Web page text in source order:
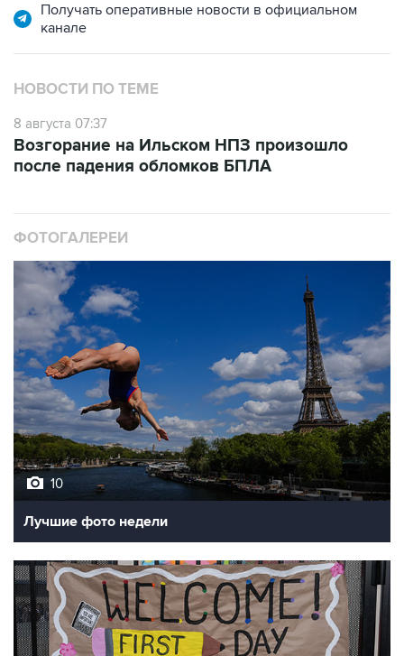
Получать оперативные новости в официальном
канале
НОВОСТИ ПО ТЕМЕ
8 августа 07:37
Возгорание на Ильском НПЗ произошло
после падения обломков БПЛА
ФОТОГАЛЕРЕИ
10
Лучшие фото недели